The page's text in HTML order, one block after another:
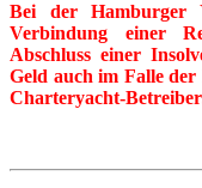
Bei der Hamburger
Verbindung einer
Abschluss einer
Geld auch im Falle
Charteryacht-